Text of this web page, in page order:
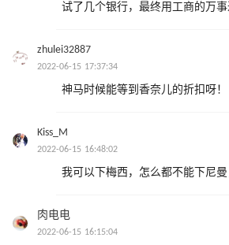
试了几个银行，最终用工商的万
zhulei32887
2022-06-15 17:37:34
神马时候能等到香奈儿的折扣呀！
Kiss_M
2022-06-15 16:48:02
我可以下梅西，怎么都不能下尼
肉电电
2022-06-15 16:15:04